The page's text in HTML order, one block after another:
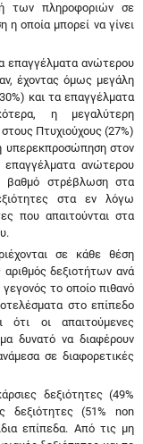
των πληροφοριών σε
η οποία μπορεί να γίνει
επαγγέλματα ανώτερου
έχοντας όμως μεγάλη
και τα επαγγέλματα
η μεγαλύτερη
Πτυχιούχους (27%)
υπερεκπροσώπηση στον
ανώτερου
βαθμό στρέβλωση στα
στα εν λόγω
που απαιτούνται στα
σε κάθε θέση
δεξιοτήτων ανά
το οποίο πιθανό
στο επίπεδο
ότι οι απαιτούμενες
δυνατό να διαφέρουν
σε διαφορετικές
δεξιότητες (49%
δεξιότητες (51% non
επίπεδα. Από τις μη